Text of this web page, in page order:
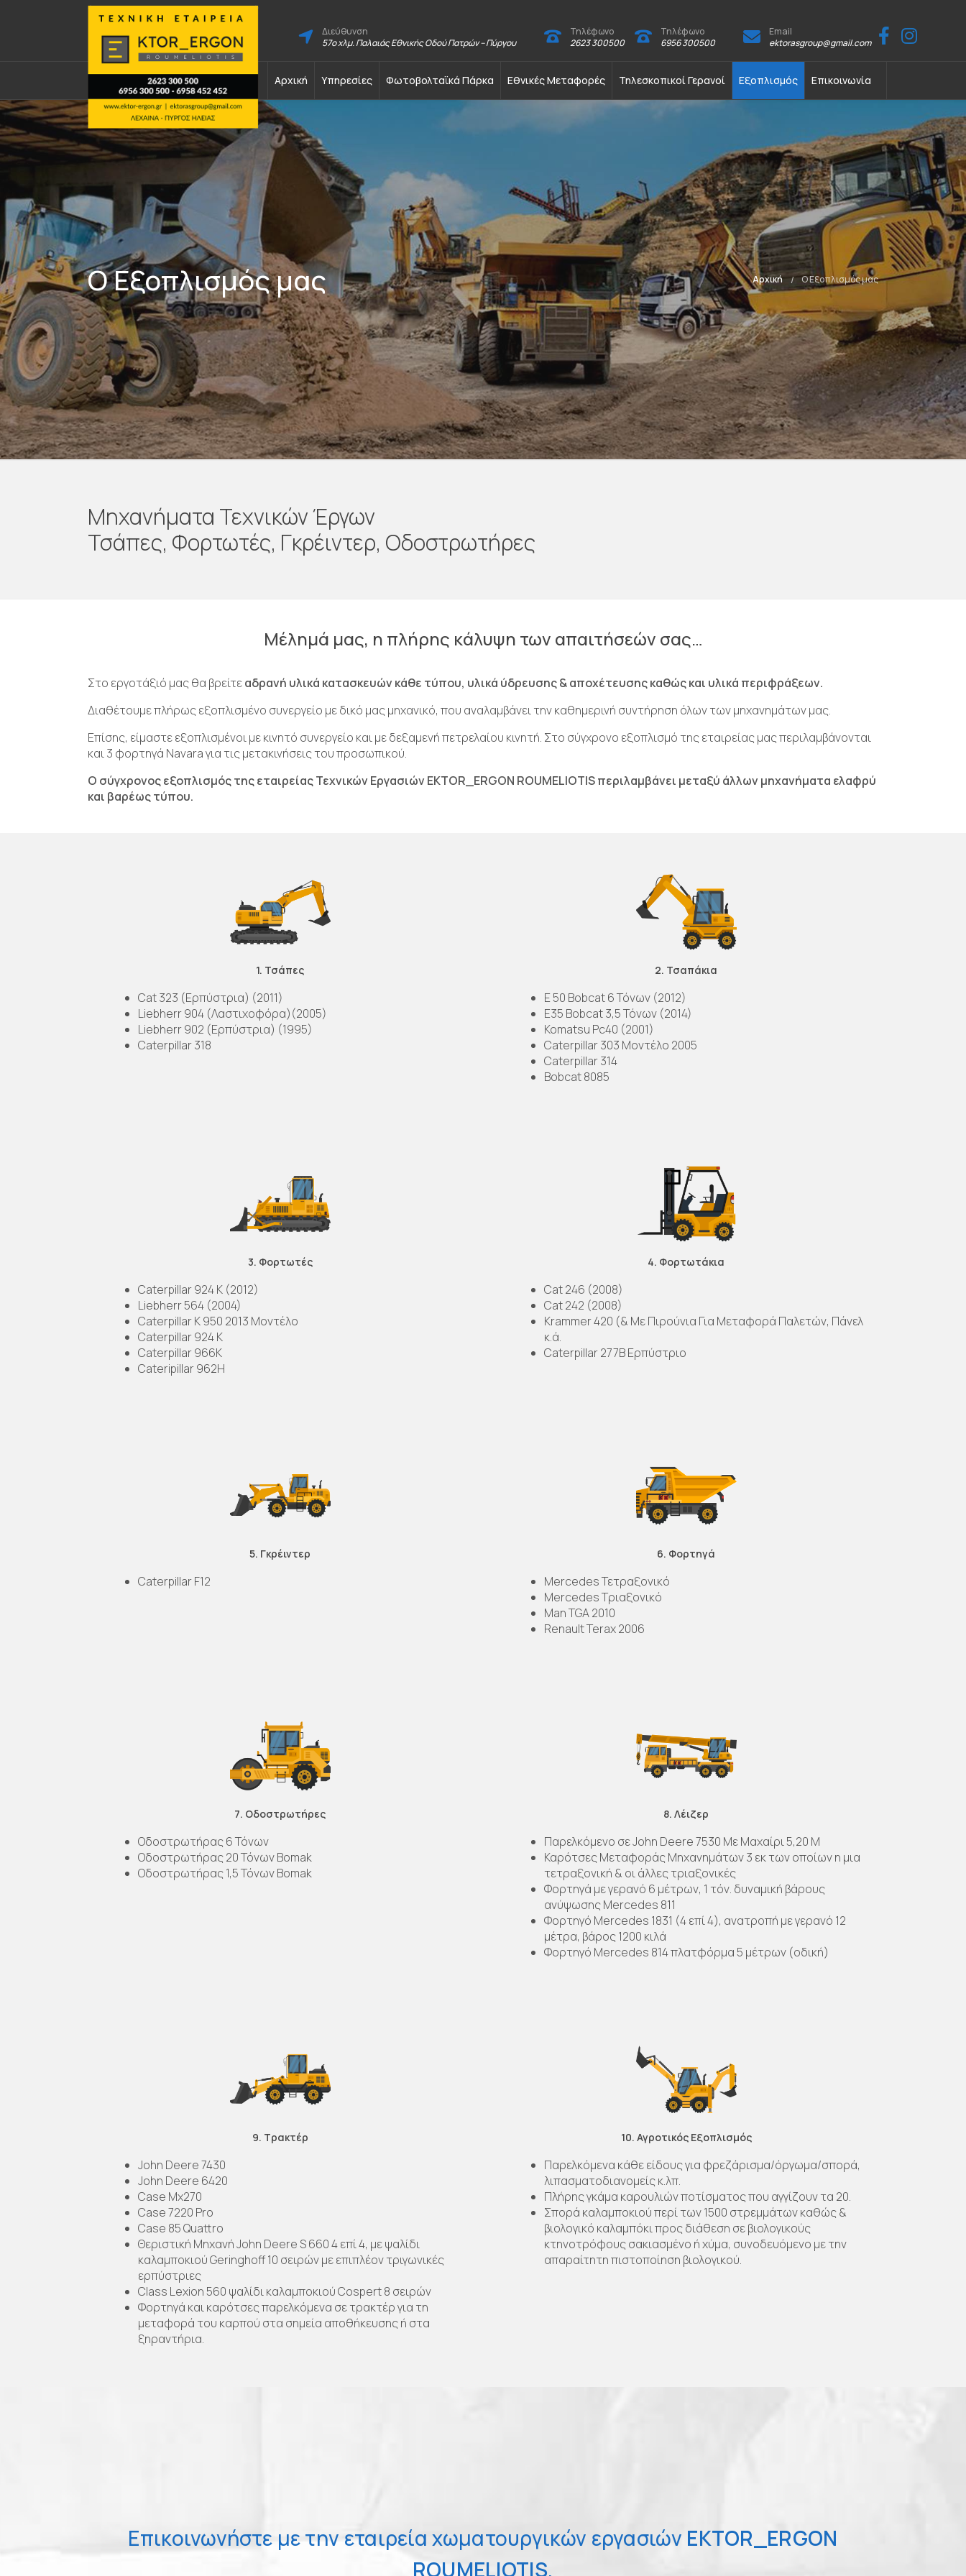
Διεύθυνση
57ο χλμ. Παλαιάς Εθνικής Οδού Πατρών – Πύργου
Τηλέφωνο
2623 300500
Τηλέφωνο
6956 300500
Email
ektorasgroup@gmail.com
Αρχική Υπηρεσίες Φωτοβολταϊκά Πάρκα Εθνικές Μεταφορές Τηλεσκοπικοί Γερανοί Εξοπλισμός Επικοινωνία
Ο Εξοπλισμός μας Αρχική Ο Εξοπλισμός μας
Μηχανήματα Τεχνικών Έργων
Τσάπες, Φορτωτές, Γκρέιντερ, Οδοστρωτήρες
Μέλημά μας, η πλήρης κάλυψη των απαιτήσεών σας…
Στο εργοτάξιό μας θα βρείτεαδρανή υλικά κατασκευών κάθε τύπου, υλικά ύδρευσης & αποχέτευσης καθώς και υλικά περιφράξεων.
Διαθέτουμε πλήρως εξοπλισμένο συνεργείο με δικό μας μηχανικό, που αναλαμβάνει την καθημερινή συντήρηση όλων των μηχανημάτων μας.
Επίσης, είμαστε εξοπλισμένοι με κινητό συνεργείο και με δεξαμενή πετρελαίου κινητή. Στο σύγχρονο εξοπλισμό της εταιρείας μας περιλαμβάνονται
και 3 φορτηγά Navara για τις μετακινήσεις του προσωπικού.
Ο σύγχρονος εξοπλισμός της εταιρείας Τεχνικών Εργασιών EKTOR_ERGON ROUMELIOTIS περιλαμβάνει μεταξύ άλλων μηχανήματα ελαφρύ
και βαρέως τύπου.
1. Τσάπες
Cat 323 (Ερπύστρια) (2011)
Liebherr 904 (Λαστιχοφόρα)(2005)
Liebherr 902 (Ερπύστρια) (1995)
Caterpillar 318
2. Τσαπάκια
E 50 Bobcat 6 Τόνων (2012)
Ε35 Bobcat 3,5 Τόνων (2014)
Komatsu Pc40 (2001)
Caterpillar 303 Μοντέλο 2005
Caterpillar 314
Bobcat 8085
3. Φορτωτές
Caterpillar 924 K (2012)
Liebherr 564 (2004)
Caterpillar K 950 2013 Μοντέλο
Caterpillar 924 K
Caterpillar 966K
Cateripillar 962H
4. Φορτωτάκια
Cat 246 (2008)
Cat 242 (2008)
Krammer 420 (& Με Πιρούνια Για Μεταφορά Παλετών, Πάνελ
κ.ά.
Caterpillar 277B Ερπύστριο
5. Γκρέιντερ
Caterpillar F12
6. Φορτηγά
Mercedes Τετραξονικό
Mercedes Τριαξονικό
Man TGA 2010
Renault Terax 2006
7. Οδοστρωτήρες
Οδοστρωτήρας 6 Τόνων
Οδοστρωτήρας 20 Τόνων Bomak
Οδοστρωτήρας 1,5 Τόνων Bomak
8. Λέιζερ
Παρελκόμενο σε John Deere 7530 Με Μαχαίρι 5,20 M
Καρότσες Μεταφοράς Μηχανημάτων 3 εκ των οποίων η μια
τετραξονική & οι άλλες τριαξονικές
Φορτηγά με γερανό 6 μέτρων, 1 τόν. δυναμική βάρους
ανύψωσης Mercedes 811
Φορτηγό Mercedes 1831 (4 επί 4), ανατροπή με γερανό 12
μέτρα, βάρος 1200 κιλά
Φορτηγό Mercedes 814 πλατφόρμα 5 μέτρων (οδική)
9. Τρακτέρ
John Deere 7430
John Deere 6420
Case Mx270
Case 7220 Pro
Case 85 Quattro
Θεριστική Μηχανή John Deere S 660 4 επί 4, με ψαλίδι
καλαμποκιού Geringhoff 10 σειρών με επιπλέον τριγωνικές
ερπύστριες
Class Lexion 560 ψαλίδι καλαμποκιού Cospert 8 σειρών
Φορτηγά και καρότσες παρελκόμενα σε τρακτέρ για τη
μεταφορά του καρπού στα σημεία αποθήκευσης ή στα
ξηραντήρια.
10. Αγροτικός Εξοπλισμός
Παρελκόμενα κάθε είδους για φρεζάρισμα/όργωμα/σπορά,
λιπασματοδιανομείς κ.λπ.
Πλήρης γκάμα καρουλιών ποτίσματος που αγγίζουν τα 20.
Σπορά καλαμποκιού περί των 1500 στρεμμάτων καθώς &
βιολογικό καλαμπόκι προς διάθεση σε βιολογικούς
κτηνοτρόφους σακιασμένο ή χύμα, συνοδευόμενο με την
απαραίτητη πιστοποίηση βιολογικού.
Επικοινωνήστε με την εταιρεία χωματουργικών εργασιών EKTOR_ERGON
ROUMELIOTIS,